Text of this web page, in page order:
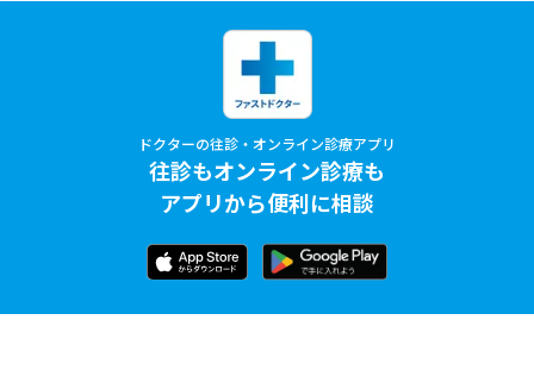
ドクターの往診・オンライン診療アプリ
往診もオンライン診療も
アプリから便利に相談